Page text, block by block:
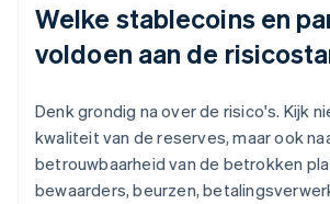
Welke stablecoins en
voldoen aan de
Denk grondig na over de risico's. Kijk
kwaliteit van de reserves, maar ook
betrouwbaarheid van de betrokken
bewaarders, beurzen,